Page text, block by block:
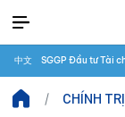
中文 SGGP Đầu tư Tài
CHÍNH TRỊ